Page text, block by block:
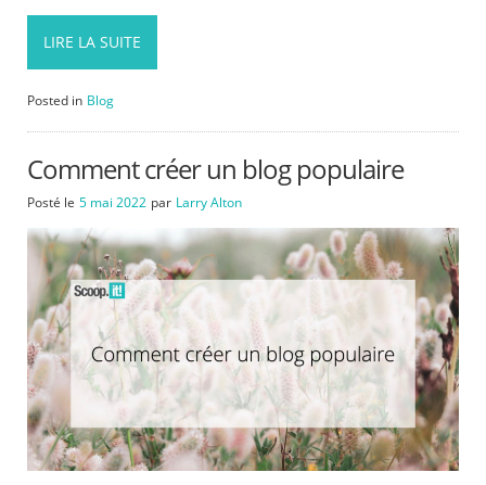
LIRE LA SUITE
Posted in Blog
Comment créer un blog populaire
Posté le 5 mai 2022 par Larry Alton